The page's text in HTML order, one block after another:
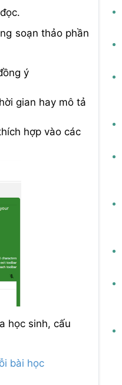
soạn thảo phần
ý
gian hay mô tả
hợp vào các
học sinh, cấu
bài học